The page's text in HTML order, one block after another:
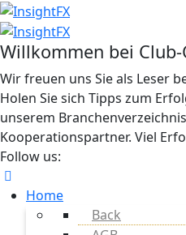
Willkommen bei
Wir freuen uns Sie als Leser
Holen Sie sich Tipps zum
unserem
Kooperationspartner. Viel
Follow us:
Home
Back